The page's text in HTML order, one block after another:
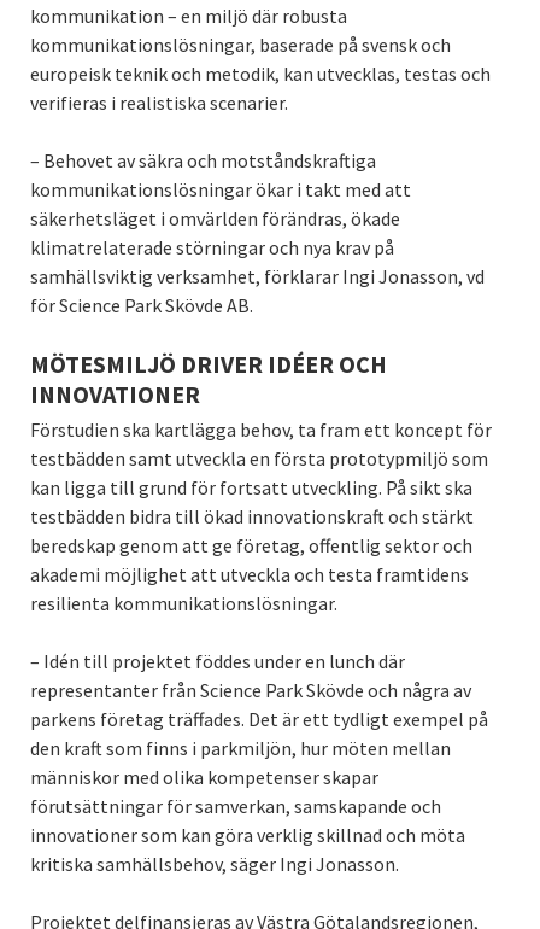
kommunikation – en miljö där robusta
kommunikationslösningar, baserade på svensk och
europeisk teknik och metodik, kan utvecklas, testas och
verifieras i realistiska scenarier.
– Behovet av säkra och motståndskraftiga
kommunikationslösningar ökar i takt med att
säkerhetsläget i omvärlden förändras, ökade
klimatrelaterade störningar och nya krav på
samhällsviktig verksamhet, förklarar Ingi Jonasson, vd
för Science Park Skövde AB.
MÖTESMILJÖ DRIVER IDÉER OCH
INNOVATIONER
Förstudien ska kartlägga behov, ta fram ett koncept för
testbädden samt utveckla en första prototypmiljö som
kan ligga till grund för fortsatt utveckling. På sikt ska
testbädden bidra till ökad innovationskraft och stärkt
beredskap genom att ge företag, offentlig sektor och
akademi möjlighet att utveckla och testa framtidens
resilienta kommunikationslösningar.
– Idén till projektet föddes under en lunch där
representanter från Science Park Skövde och några av
parkens företag träffades. Det är ett tydligt exempel på
den kraft som finns i parkmiljön, hur möten mellan
människor med olika kompetenser skapar
förutsättningar för samverkan, samskapande och
innovationer som kan göra verklig skillnad och möta
kritiska samhällsbehov, säger Ingi Jonasson.
Projektet delfinansieras av Västra Götalandsregionen,